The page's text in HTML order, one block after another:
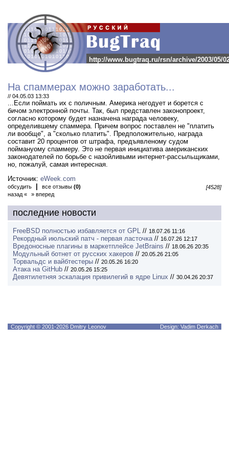
http://www.bugtraq.ru/rsn/archive/2003/05/
На спаммерах можно заработать...
// 04.05.03 13:33
...Если поймать их с поличным. Америка негодует и борется с
бичом электронной почты. Так, был представлен законопроект,
согласно которому будет назначена награда человеку,
определившему спаммера. Причем вопрос поставлен не "платить
ли вообще", а "сколько платить". Предположительно, награда
составит 20 процентов от штрафа, предъявленому судом
пойманyому спаммеру. Это не первая инициатива американских
законодателей по борьбе с назойливыми интернет-рассыльщиками,
но, пожалуй, самая интересная.
Источник: eWeek.com
обсудить все отзывы (0)
[4528]
назад «
» вперед
последние новости
FreeBSD полностью избавляется от GPL // 18.07.26 11:16
Рекордный июльский патч - первая ласточка// 16.07.26 12:17
Вредоносные плагины в маркетплейсе JetBrains // 18.06.26 20:35
Модульный ботнет от русских хакеров // 20.05.26 21:05
Торвальдс и вайбтестеры // 20.05.26 16:20
Атака на GitHub // 20.05.26 15:25
Девятилетняя эскалация привилегий в ядре Linux // 30.04.26 20:37
Copyright © 2001-2026 Dmitry Leonov Design: Vadim Derkach